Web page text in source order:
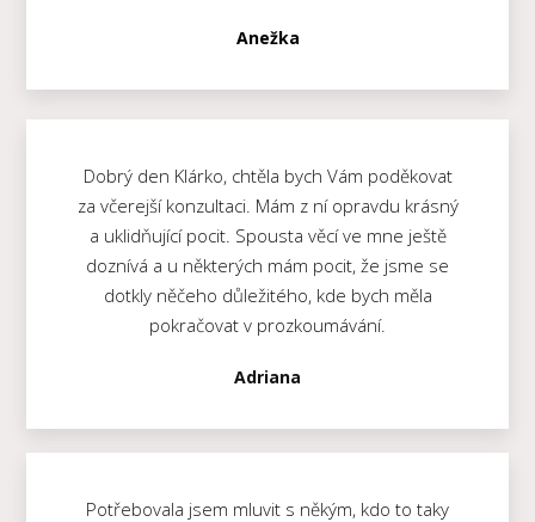
Anežka
Dobrý den Klárko, chtěla bych Vám poděkovat
za včerejší konzultaci. Mám z ní opravdu krásný
a uklidňující pocit. Spousta věcí ve mne ještě
doznívá a u některých mám pocit, že jsme se
dotkly něčeho důležitého, kde bych měla
pokračovat v prozkoumávání.
Adriana
Potřebovala jsem mluvit s někým, kdo to taky